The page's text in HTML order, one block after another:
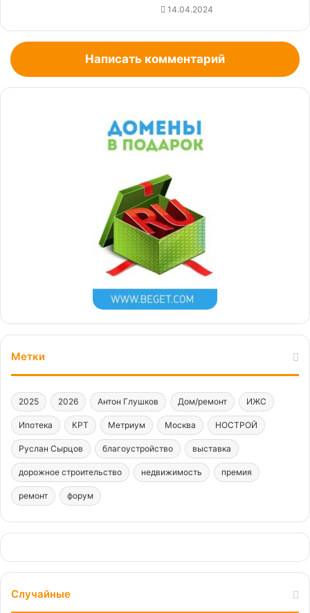
14.04.2024
Написать комментарий
Метки
2025 2026 Антон Глушков Дом/ремонт ИЖС
Ипотека КРТ Метриум Москва НОСТРОЙ
Руслан Сырцов благоустройство выставка
дорожное строительство недвижимость премия
ремонт форум
Случайные